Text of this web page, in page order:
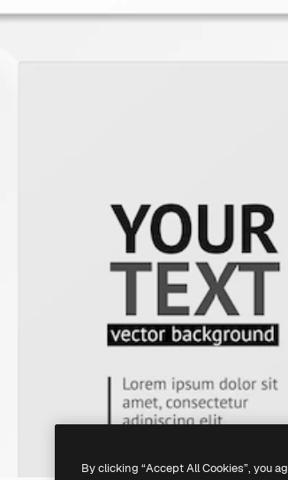
By clicking “Accept All Cookies”, you